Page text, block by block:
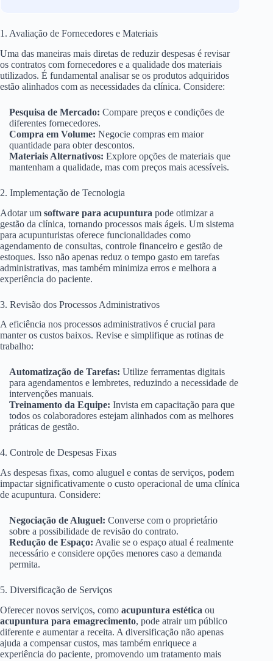
1. Avaliação de Fornecedores e Materiais
Uma das maneiras mais diretas de reduzir despesas é revisar
os contratos com fornecedores e a qualidade dos materiais
utilizados. É fundamental analisar se os produtos adquiridos
estão alinhados com as necessidades da clínica. Considere:
Pesquisa de Mercado: Compare preços e condições de
diferentes fornecedores.
Compra em Volume: Negocie compras em maior
quantidade para obter descontos.
Materiais Alternativos: Explore opções de materiais que
mantenham a qualidade, mas com preços mais acessíveis.
2. Implementação de Tecnologia
Adotar um software para acupuntura pode otimizar a
gestão da clínica, tornando processos mais ágeis. Um sistema
para acupunturistas oferece funcionalidades como
agendamento de consultas, controle financeiro e gestão de
estoques. Isso não apenas reduz o tempo gasto em tarefas
administrativas, mas também minimiza erros e melhora a
experiência do paciente.
3. Revisão dos Processos Administrativos
A eficiência nos processos administrativos é crucial para
manter os custos baixos. Revise e simplifique as rotinas de
trabalho:
Automatização de Tarefas: Utilize ferramentas digitais
para agendamentos e lembretes, reduzindo a necessidade de
intervenções manuais.
Treinamento da Equipe: Invista em capacitação para que
todos os colaboradores estejam alinhados com as melhores
práticas de gestão.
4. Controle de Despesas Fixas
As despesas fixas, como aluguel e contas de serviços, podem
impactar significativamente o custo operacional de uma clínica
de acupuntura. Considere:
Negociação de Aluguel: Converse com o proprietário
sobre a possibilidade de revisão do contrato.
Redução de Espaço: Avalie se o espaço atual é realmente
necessário e considere opções menores caso a demanda
permita.
5. Diversificação de Serviços
Oferecer novos serviços, como acupuntura estética ou
acupuntura para emagrecimento, pode atrair um público
diferente e aumentar a receita. A diversificação não apenas
ajuda a compensar custos, mas também enriquece a
experiência do paciente, promovendo um tratamento mais